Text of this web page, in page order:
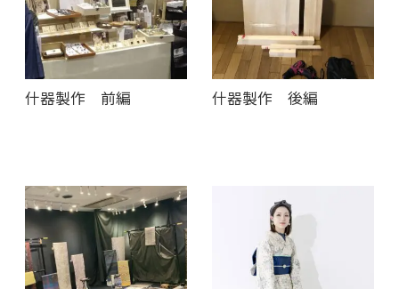
什器製作 前編 什器製作 後編